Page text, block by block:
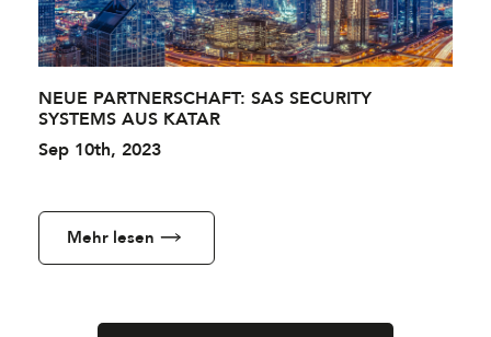
NEUE PARTNERSCHAFT: SAS SECURITY
SYSTEMS AUS KATAR
Sep 10th, 2023
Mehr lesen